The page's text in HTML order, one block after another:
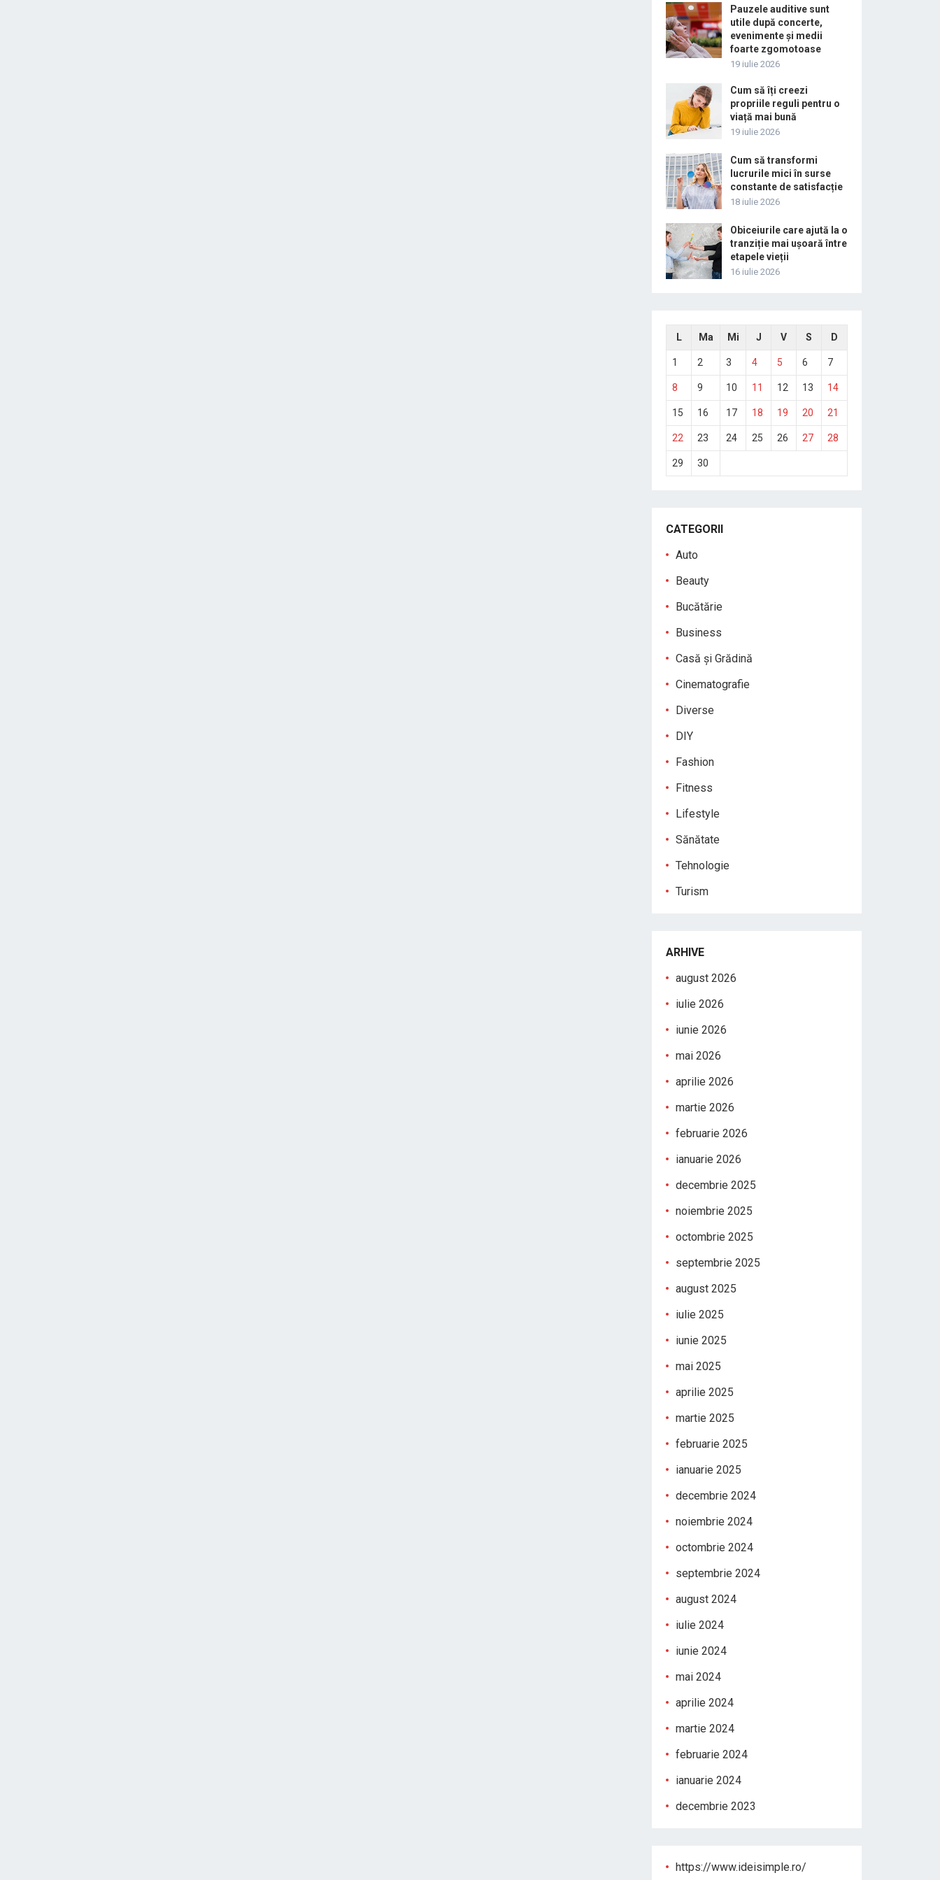
Pauzele auditive sunt
utile după concerte,
evenimente și medii
foarte zgomotoase
19 iulie 2026
Cum să îți creezi
propriile reguli pentru o
viață mai bună
19 iulie 2026
Cum să transformi
lucrurile mici în surse
constante de satisfacție
18 iulie 2026
Obiceiurile care ajută la o
tranziție mai ușoară între
etapele vieții
16 iulie 2026
L Ma Mi J V S D
1 2 3 4 5 6 7
8 9 10 11 12 13 14
15 16 17 18 19 20 21
22 23 24 25 26 27 28
29 30
CATEGORII
Auto
Beauty
Bucătărie
Business
Casă și Grădină
Cinematografie
Diverse
DIY
Fashion
Fitness
Lifestyle
Sănătate
Tehnologie
Turism
ARHIVE
august 2026
iulie 2026
iunie 2026
mai 2026
aprilie 2026
martie 2026
februarie 2026
ianuarie 2026
decembrie 2025
noiembrie 2025
octombrie 2025
septembrie 2025
august 2025
iulie 2025
iunie 2025
mai 2025
aprilie 2025
martie 2025
februarie 2025
ianuarie 2025
decembrie 2024
noiembrie 2024
octombrie 2024
septembrie 2024
august 2024
iulie 2024
iunie 2024
mai 2024
aprilie 2024
martie 2024
februarie 2024
ianuarie 2024
decembrie 2023
https://www.ideisimple.ro/